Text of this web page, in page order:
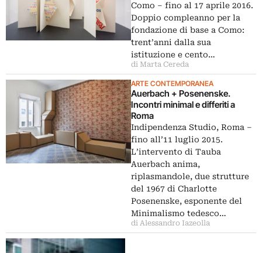
Como – fino al 17 aprile 2016.
Doppio compleanno per la
fondazione di base a Como:
trent’anni dalla sua
istituzione e cento…
di Marta Cereda
ARTE CONTEMPORANEA
Auerbach + Posenenske.
Incontri minimal e differiti a
Roma
Indipendenza Studio, Roma –
fino all’11 luglio 2015.
L’intervento di Tauba
Auerbach anima,
riplasmandole, due strutture
del 1967 di Charlotte
Posenenske, esponente del
Minimalismo tedesco…
di Alessandro Iazeolla